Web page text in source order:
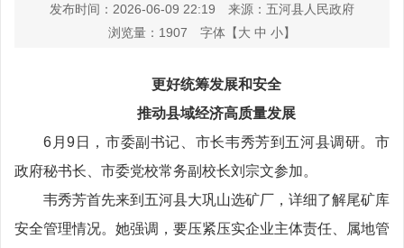
发布时间：2026-06-09 22:19
来源：五河县人民政府
浏览量： 1907 字体【大 中 小】
更好统筹发展和安全
推动县域经济高质量发展
6月9日，市委副书记、市长韦秀芳到五河县调研。市
政府秘书长、市委党校常务副校长刘宗文参加。
韦秀芳首先来到五河县大巩山选矿厂，详细了解尾矿库
安全管理情况。她强调，要压紧压实企业主体责任、属地管